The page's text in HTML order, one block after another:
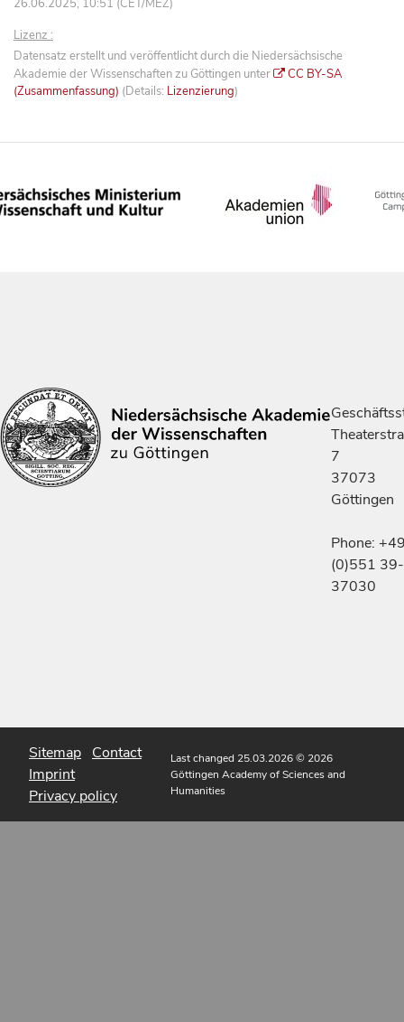
26.06.2025, 10:51 (CET/MEZ)
Lizenz :
Datensatz erstellt und veröffentlicht durch die Niedersächsische
Akademie der Wissenschaften zu Göttingen unter
CC BY-SA
(Zusammenfassung) (Details: Lizenzierung)
7
37073
Göttingen
Phone:
(0)551 39-
37030
Sitemap Contact
Imprint
Privacy policy
Last changed 25.03.2026© 2026
Göttingen Academy of Sciences and
Humanities